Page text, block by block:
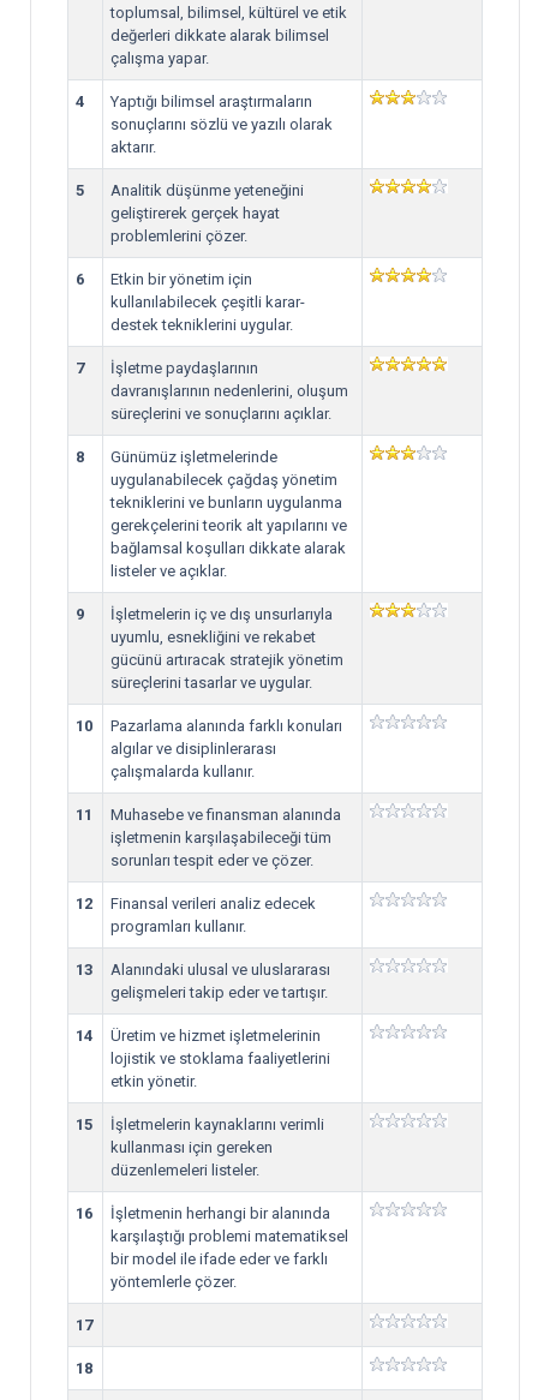
toplumsal, bilimsel, kültürel ve etik
değerleri dikkate alarak bilimsel
çalışma yapar.
4
Yaptığı bilimsel araştırmaların
sonuçlarını sözlü ve yazılı olarak
aktarır.
5
Analitik düşünme yeteneğini
geliştirerek gerçek hayat
problemlerini çözer.
6
Etkin bir yönetim için
kullanılabilecek çeşitli karar-
destek tekniklerini uygular.
7
İşletme paydaşlarının
davranışlarının nedenlerini, oluşum
süreçlerini ve sonuçlarını açıklar.
8
Günümüz işletmelerinde
uygulanabilecek çağdaş yönetim
tekniklerini ve bunların uygulanma
gerekçelerini teorik alt yapılarını ve
bağlamsal koşulları dikkate alarak
listeler ve açıklar.
9
İşletmelerin iç ve dış unsurlarıyla
uyumlu, esnekliğini ve rekabet
gücünü artıracak stratejik yönetim
süreçlerini tasarlar ve uygular.
10
Pazarlama alanında farklı konuları
algılar ve disiplinlerarası
çalışmalarda kullanır.
11
Muhasebe ve finansman alanında
işletmenin karşılaşabileceği tüm
sorunları tespit eder ve çözer.
12
Finansal verileri analiz edecek
programları kullanır.
13
Alanındaki ulusal ve uluslararası
gelişmeleri takip eder ve tartışır.
14
Üretim ve hizmet işletmelerinin
lojistik ve stoklama faaliyetlerini
etkin yönetir.
15
İşletmelerin kaynaklarını verimli
kullanması için gereken
düzenlemeleri listeler.
16
İşletmenin herhangi bir alanında
karşılaştığı problemi matematiksel
bir model ile ifade eder ve farklı
yöntemlerle çözer.
17
18